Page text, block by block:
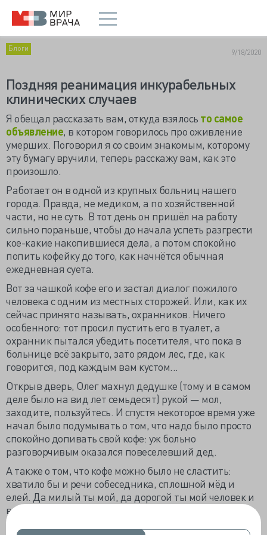
Блоги 9/18/2020
Поздняя реанимация инкурабельных
клинических случаев
Я обещал рассказать вам, откуда взялось то самое
объявление, в котором говорилось про оживление
умерших. Поговорил я со своим знакомым, которому
эту бумагу вручили, теперь расскажу вам, как это
произошло.
Работает он в одной из крупных больниц нашего
города. Правда, не медиком, а по хозяйственной
части, но не суть. В тот день он пришёл на работу
сильно пораньше, чтобы до начала успеть разгрести
кое-какие накопившиеся дела, а потом спокойно
попить кофейку до того, как начнётся обычная
ежедневная суета.
Вот за чашкой кофе его и застал диалог пожилого
человека с одним из местных сторожей. Или, как их
сейчас принято называть, охранников. Ничего
особенного: тот просил пустить его в туалет, а
охранник пытался убедить посетителя, что пока в
больнице всё закрыто, зато рядом лес, где, как
говорится, под каждым вам кустом...
Открыв дверь, Олег махнул дедушке (тому и в самом
деле было на вид лет семьдесят) рукой — мол,
заходите, пользуйтесь. И спустя некоторое время уже
начал было подумывать о том, что надо было просто
спокойно допивать свой кофе: уж больно
разговорчивым оказался повеселевший дед.
А также о том, что кофе можно было не сластить:
хватило бы и речи собеседника, сплошной мёд и
елей. Да милый ты мой, да дорогой ты мой человек и
всё такое. И что-то в этом словесном потоке про
чудеса, которые случаются и про то, что и сам он тоже